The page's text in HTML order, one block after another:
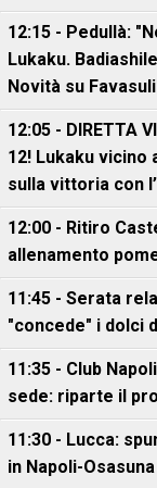
12:15 - Pedullà:
Lukaku.
Novità su
12:05 - DIRETTA
12! Lukaku vicino
sulla vittoria con
12:00 - Ritiro
allenamento
11:45 - Serata
"concede" i dolci
11:35 - Club
sede: riparte il
11:30 - Lucca:
in Napoli-Osasuna